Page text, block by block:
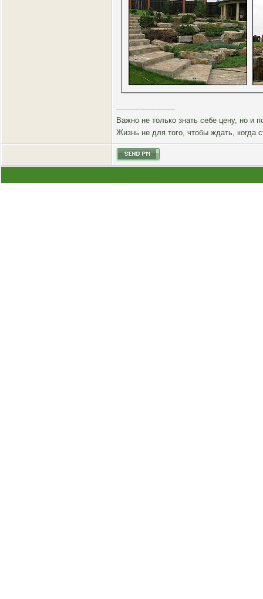
Важно не только знать себе цену, но и
Жизнь не для того, чтобы ждать, когда